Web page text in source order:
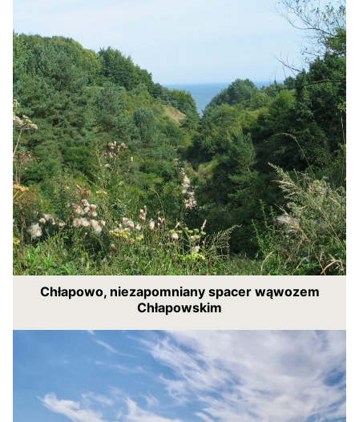
Chłapowo, niezapomniany spacer wąwozem
Chłapowskim